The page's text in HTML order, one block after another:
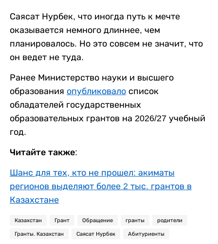
Саясат Нурбек, что иногда путь к мечте
оказывается немного длиннее, чем
планировалось. Но это совсем не значит, что
он ведет не туда.
Ранее Министерство науки и высшего
образования опубликовало список
обладателей государственных
образовательных грантов на 2026/27 учебный
год.
Читайте также:
Шанс для тех, кто не прошел: акиматы
регионов выделяют более 2 тыс. грантов в
Казахстане
Казахстан Грант Обращение гранты родители
Гранты. Казахстан Саясат Нурбек Абитуриенты